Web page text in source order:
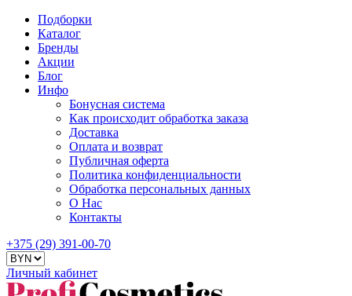
Подборки
Каталог
Бренды
Акции
Блог
Инфо
Бонусная система
Как происходит обработка заказа
Доставка
Оплата и возврат
Публичная оферта
Политика конфиденциальности
Обработка персональных данных
О Нас
Контакты
+375 (29) 391-00-70
Личный кабинет